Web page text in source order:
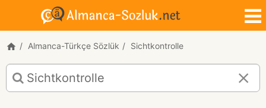
Almanca-Türkçe Sözlük Sichtkontrolle
Sichtkontrolle
için
Almanca-